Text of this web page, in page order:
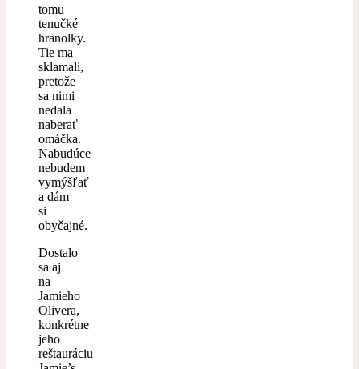
tomu
tenučké
hranolky.
Tie ma
sklamali,
pretože
sa nimi
nedala
naberať
omáčka.
Nabudúce
nebudem
vymýšľať
a dám
si
obyčajné.
Dostalo
sa aj
na
Jamieho
Olivera,
konkrétne
jeho
reštauráciu